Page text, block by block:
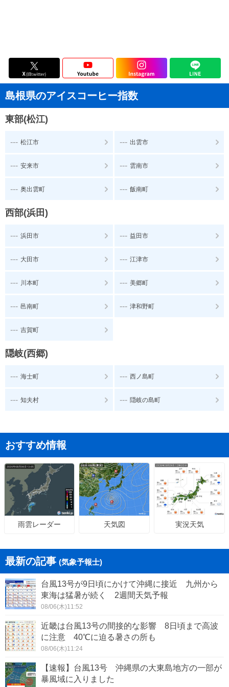
島根県のアイスコーヒー指数
東部(松江)
--- 松江市 --- 出雲市
--- 安来市 --- 雲南市
--- 奥出雲町 --- 飯南町
西部(浜田)
--- 浜田市 --- 益田市
--- 大田市 --- 江津市
--- 川本町 --- 美郷町
--- 邑南町 --- 津和野町
--- 吉賀町
隠岐(西郷)
--- 海士町 --- 西ノ島町
--- 知夫村 --- 隠岐の島町
おすすめ情報
雨雲レーダー 天気図 実況天気
最新の記事 (気象予報士)
台風13号が9日頃にかけて沖縄に接近 九州から
東海は猛暑が続く 2週間天気予報
08/06(木)11:52
近畿は台風13号の間接的な影響 8日頃まで高波
に注意 40℃に迫る暑さの所も
08/06(木)11:24
【速報】台風13号 沖縄県の大東島地方の一部が
暴風域に入りました